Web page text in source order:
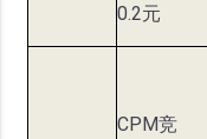
0.2元
CPM竞